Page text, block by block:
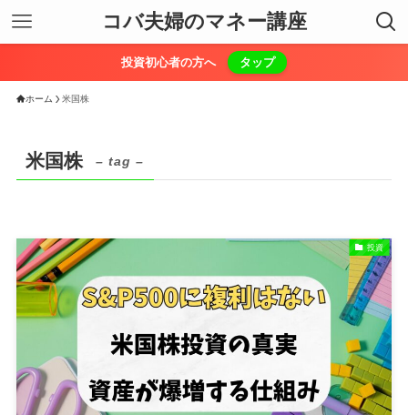
コバ夫婦のマネー講座
投資初心者の方へ タップ
ホーム 米国株
米国株 – tag –
投資